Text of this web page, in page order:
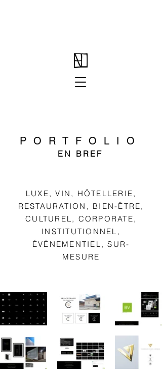
PORTFOLIO
EN BREF
LUXE, VIN, HÔTELLERIE,
RESTAURATION, BIEN-ÊTRE,
CULTUREL, CORPORATE,
INSTITUTIONNEL,
ÉVÉNEMENTIEL, SUR-
MESURE